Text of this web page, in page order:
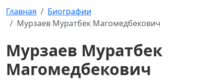
Главная
Биографии
Мурзаев Муратбек Магомедбекович
Мурзаев Муратбек
Магомедбекович